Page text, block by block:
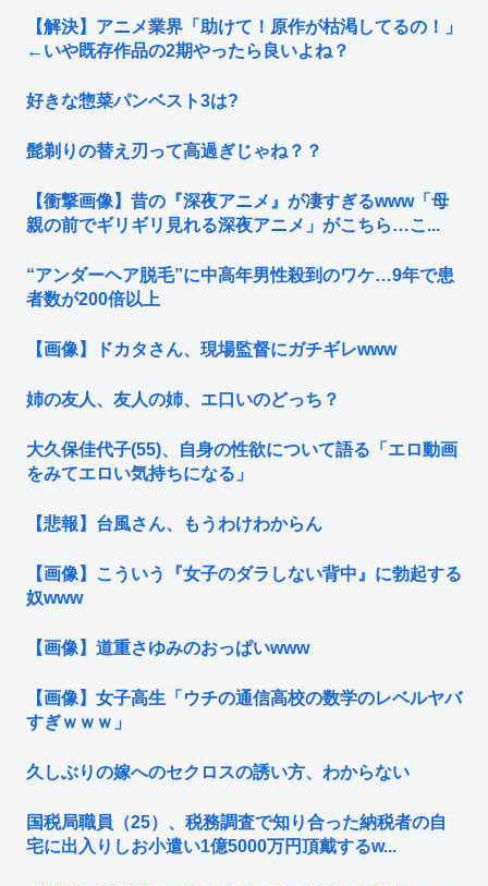
【解決】アニメ業界「助けて！原作が枯渇してるの！」
←いや既存作品の2期やったら良いよね？
好きな惣菜パンベスト3は?
髭剃りの替え刃って高過ぎじゃね？？
【衝撃画像】昔の『深夜アニメ』が凄すぎるwww「母
親の前でギリギリ見れる深夜アニメ」がこちら…こ...
“アンダーヘア脱毛”に中高年男性殺到のワケ…9年で患
者数が200倍以上
【画像】ドカタさん、現場監督にガチギレwww
姉の友人、友人の姉、エ口いのどっち？
大久保佳代子(55)、自身の性欲について語る「エロ動画
をみてエロい気持ちになる」
【悲報】台風さん、もうわけわからん
【画像】こういう『女子のダラしない背中』に勃起する
奴www
【画像】道重さゆみのおっぱいwww
【画像】女子高生「ウチの通信高校の数学のレベルヤバ
すぎｗｗｗ」
久しぶりの嫁へのセクロスの誘い方、わからない
国税局職員（25）、税務調査で知り合った納税者の自
宅に出入りしお小遣い1億5000万円頂戴するw...